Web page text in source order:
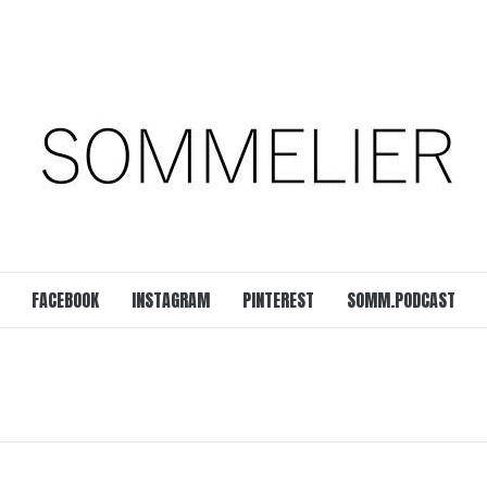
FACEBOOK INSTAGRAM PINTEREST SOMM.PODCAST